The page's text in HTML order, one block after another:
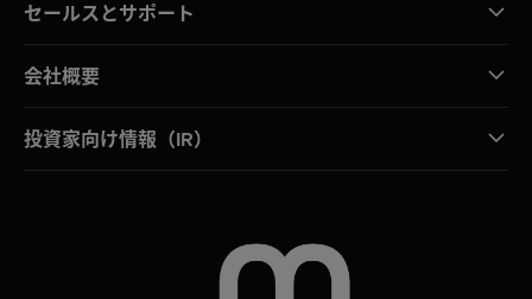
セールスとサポート
会社概要
投資家向け情報（IR）